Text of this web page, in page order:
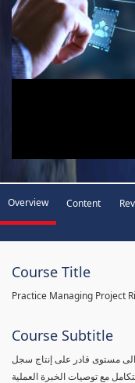
Overview Content
Course Title
Course Subtitle
مستوى قادر على إنتاج سجل
مع توصيات الخبرة العملية